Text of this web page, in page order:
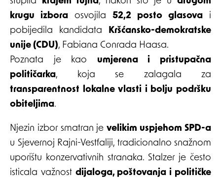
krugu izbora osvojila 52,2 posto glasova i
pobijedila kandidata Kršćansko-demokratske
unije (CDU), Fabiana Conrada Haasa.
Poznata je kao umjerena i pristupačna
političarka, koja se zalagala za
transparentnost lokalne vlasti i bolju podršku
obiteljima.
Njezin izbor smatran jevelikim uspjehom SPD-a
u Sjevernoj Rajni-Vestfaliji, tradicionalno snažnom
uporištu konzervativnih stranaka. Stalzer je često
isticala važnost dijaloga, poštovanja i političke